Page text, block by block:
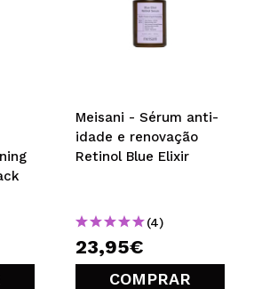
Meisani - Sérum anti-
idade e renovação
Retinol Blue Elixir
(4)
23,95€
COMPRAR